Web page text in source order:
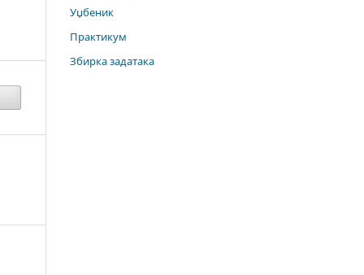
Уџбеник
Практикум
Збирка задатака